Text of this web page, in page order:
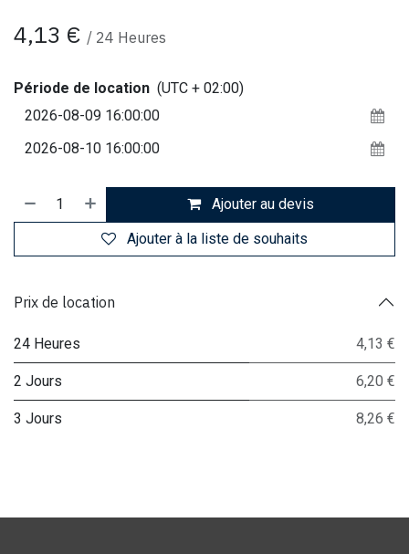
4,13 € / 24 Heures
Période de location (UTC + 02:00)
Ajouter au devis
Ajouter à la liste de souhaits
Prix de location
24 Heures 4,13 €
2 Jours 6,20 €
3 Jours 8,26 €